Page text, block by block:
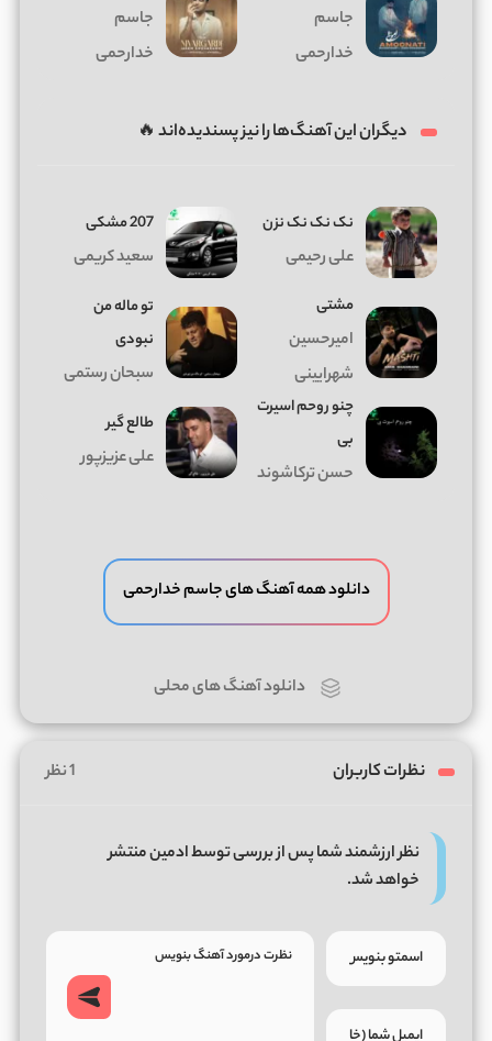
جاسم
خدارحمی
جاسم
خدارحمی
دیگران این آهنگ‌ها را نیز پسندیده‌اند 🔥
نک نک نک نزن
علی رحیمی
207 مشکی
سعید کریمی
مشتی
امیرحسین
شهرایینی
تو ماله من
نبودی
سبحان رستمی
چنو روحم اسیرت
بی
حسن ترکاشوند
طالع گیر
علی عزیزپور
دانلود همه آهنگ های جاسم خدارحمی
دانلود آهنگ های محلی
نظرات کاربران 1 نظر
نظر ارزشمند شما پس از بررسی توسط ادمین منتشر
خواهد شد.